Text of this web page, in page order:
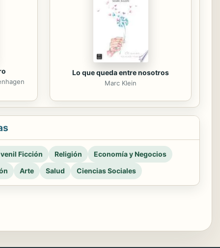
Lo que queda entre nosotros
Marc Klein
Ficción Religión
Economía y Negocios
Arte Salud Ciencias Sociales